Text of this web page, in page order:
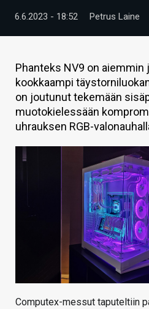
TECHBBS
HINTA.FI
KAUPPA
VAIHDA TEEMA
6.6.2023 - 18:52 Petrus Laine
Phanteks NV9 on aiemmin
kookkaampi
on joutunut tekemään
muotokielessään
uhrauksen RGB-
Computex-messut taputeltiin